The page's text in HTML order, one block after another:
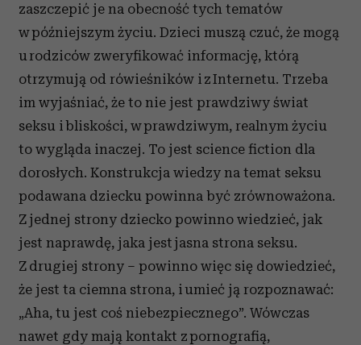
zaszczepić je na obecność tych tematów
w późniejszym życiu. Dzieci muszą czuć, że mogą
u rodziców zweryfikować informację, którą
otrzymują od rówieśników i z Internetu. Trzeba
im wyjaśniać, że to nie jest prawdziwy świat
seksu i bliskości, w prawdziwym, realnym życiu
to wygląda inaczej. To jest science fiction dla
dorosłych. Konstrukcja wiedzy na temat seksu
podawana dziecku powinna być zrównoważona.
Z jednej strony dziecko powinno wiedzieć, jak
jest naprawdę, jaka jest jasna strona seksu.
Z drugiej strony – powinno więc się dowiedzieć,
że jest ta ciemna strona, i umieć ją rozpoznawać:
„Aha, tu jest coś niebezpiecznego”. Wówczas
nawet gdy mają kontakt z pornografią,